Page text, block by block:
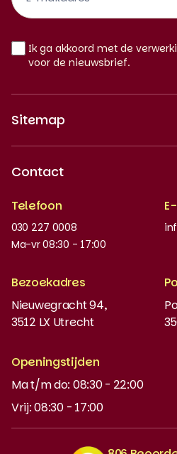
NL
Ik ga akkoord met de
voor de nieuwsbrief.
Sitemap
Nieuws en updates
Instaptoets
MyBabel
NT2
DUO-lening
Contact
Telefoon
030 227 0008
Ma-vr 08:30 - 17:00
Bezoekadres
Nieuwegracht 94,
3512 LX Utrecht
Openingstijden
Ma t/m do: 08:30 - 22:00
Vrij: 08:30 - 17:00